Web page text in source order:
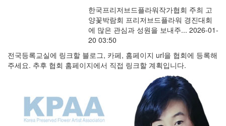
한국프리저브드플라워작가협회 주최 고
양꽃박람회 프리저브드플라워 경진대회
에 많은 관심과 성원을 보내주... 2026-01-
20 03:50
전국등록교실에 링크할 블로그, 카페, 홈페이지 url을 협회에 등록해
주세요. 추후 협회 홈페이지에서 직접 링크할 계획입니다.